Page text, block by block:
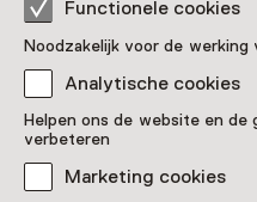
Functionele cookies
Noodzakelijk voor de werking
Analytische cookies
Helpen ons de website en de
verbeteren
Marketing cookies